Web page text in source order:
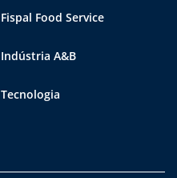
Fispal Food Service
Indústria A&B
Tecnologia